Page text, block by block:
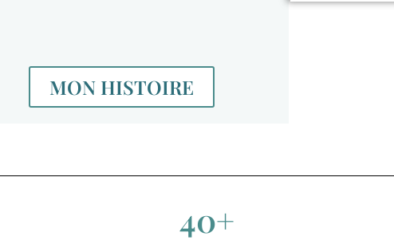
MON HISTOIRE
40+